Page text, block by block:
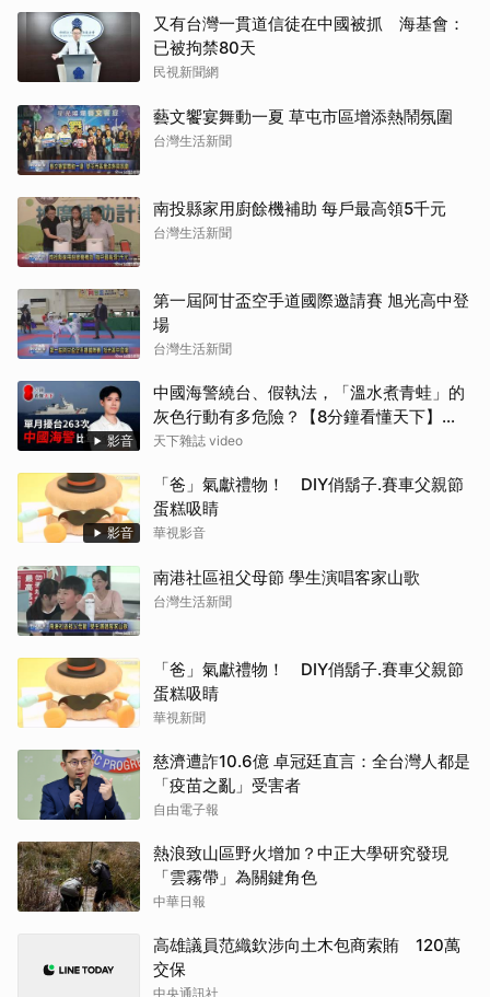
又有台灣一貫道信徒在中國被抓 海基會：
已被拘禁80天
民視新聞網
藝文饗宴舞動一夏 草屯市區增添熱鬧氛圍
台灣生活新聞
南投縣家用廚餘機補助 每戶最高領5千元
台灣生活新聞
第一屆阿甘盃空手道國際邀請賽 旭光高中登
場
台灣生活新聞
影音
中國海警繞台、假執法，「溫水煮青蛙」的
灰色行動有多危險？【8分鐘看懂天下】
Ep.96
天下雜誌 video
影音
「爸」氣獻禮物！ DIY俏鬍子.賽車父親節
蛋糕吸睛
華視影音
南港社區祖父母節 學生演唱客家山歌
台灣生活新聞
「爸」氣獻禮物！ DIY俏鬍子.賽車父親節
蛋糕吸睛
華視新聞
慈濟遭詐10.6億 卓冠廷直言：全台灣人都是
「疫苗之亂」受害者
自由電子報
熱浪致山區野火增加？中正大學研究發現
「雲霧帶」為關鍵角色
中華日報
高雄議員范織欽涉向土木包商索賄 120萬
交保
中央通訊社